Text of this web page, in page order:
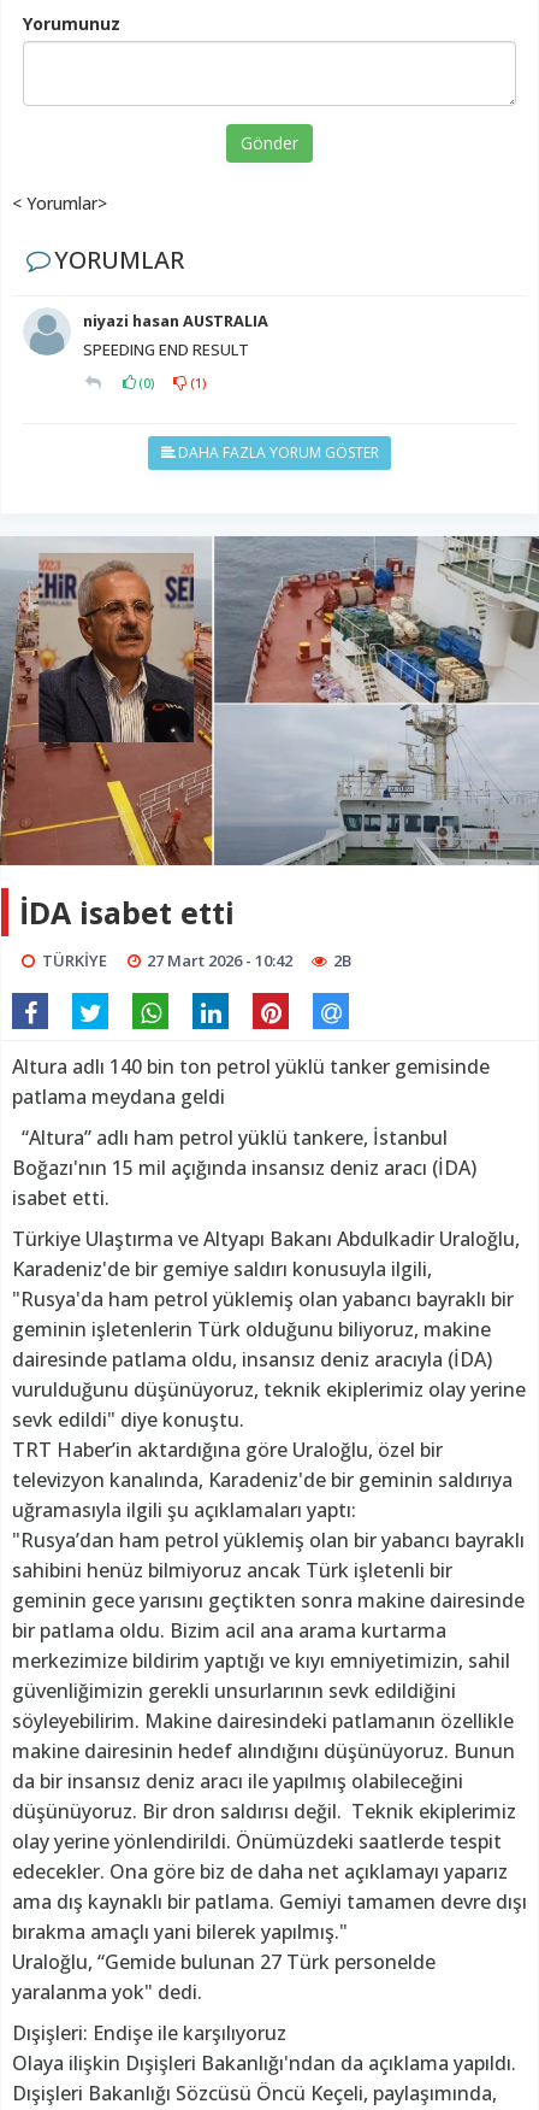
Yorumunuz
Gönder
< Yorumlar>
YORUMLAR
niyazi hasan AUSTRALIA
SPEEDING END RESULT
(0) (1)
DAHA FAZLA YORUM GÖSTER
İDA isabet etti
TÜRKİYE 27 Mart 2026 - 10:42 2B
Altura adlı 140 bin ton petrol yüklü tanker gemisinde
patlama meydana geldi
“Altura” adlı ham petrol yüklü tankere, İstanbul
Boğazı'nın 15 mil açığında insansız deniz aracı (İDA)
isabet etti.
Türkiye Ulaştırma ve Altyapı Bakanı Abdulkadir Uraloğlu,
Karadeniz'de bir gemiye saldırı konusuyla ilgili,
"Rusya'da ham petrol yüklemiş olan yabancı bayraklı bir
geminin işletenlerin Türk olduğunu biliyoruz, makine
dairesinde patlama oldu, insansız deniz aracıyla (İDA)
vurulduğunu düşünüyoruz, teknik ekiplerimiz olay yerine
sevk edildi" diye konuştu.
TRT Haber’in aktardığına göre Uraloğlu, özel bir
televizyon kanalında, Karadeniz'de bir geminin saldırıya
uğramasıyla ilgili şu açıklamaları yaptı:
"Rusya’dan ham petrol yüklemiş olan bir yabancı bayraklı
sahibini henüz bilmiyoruz ancak Türk işletenli bir
geminin gece yarısını geçtikten sonra makine dairesinde
bir patlama oldu. Bizim acil ana arama kurtarma
merkezimize bildirim yaptığı ve kıyı emniyetimizin, sahil
güvenliğimizin gerekli unsurlarının sevk edildiğini
söyleyebilirim. Makine dairesindeki patlamanın özellikle
makine dairesinin hedef alındığını düşünüyoruz. Bunun
da bir insansız deniz aracı ile yapılmış olabileceğini
düşünüyoruz. Bir dron saldırısı değil. Teknik ekiplerimiz
olay yerine yönlendirildi. Önümüzdeki saatlerde tespit
edecekler. Ona göre biz de daha net açıklamayı yaparız
ama dış kaynaklı bir patlama. Gemiyi tamamen devre dışı
bırakma amaçlı yani bilerek yapılmış."
Uraloğlu, “Gemide bulunan 27 Türk personelde
yaralanma yok" dedi.
Dışişleri: Endişe ile karşılıyoruz
Olaya ilişkin Dışişleri Bakanlığı'ndan da açıklama yapıldı.
Dışişleri Bakanlığı Sözcüsü Öncü Keçeli, paylaşımında,